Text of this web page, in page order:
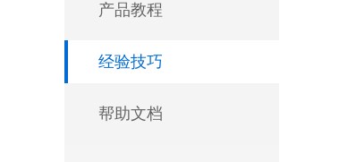
产品教程
经验技巧
帮助文档